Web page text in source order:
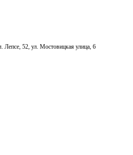
Лепсе, 52, ул. Мостовицкая улица, 6